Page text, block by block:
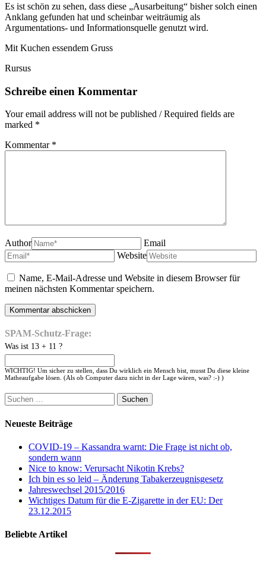
Es ist schön zu sehen, dass diese „Ausarbeitung“ bisher solch einen
Anklang gefunden hat und scheinbar weiträumig als
Argumentations- und Informationsquelle genutzt wird.
Mit Kuchen essendem Gruss
Rursus
Schreibe einen Kommentar
Your email address will not be published / Required fields are
marked *
Kommentar *
Author
Email
Website
Name, E-Mail-Adresse und Website in diesem Browser für
meinen nächsten Kommentar speichern.
SPAM-Schutz-Frage:
Was ist 13 + 11 ?
WICHTIG! Um sicher zu stellen, dass Du wirklich ein Mensch bist, musst Du diese kleine
Matheaufgabe lösen. (Als ob Computer dazu nicht in der Lage wären, was? :-) )
Suchen
nach:
Neueste Beiträge
COVID-19 – Kassandra warnt: Die Frage ist nicht ob,
sondern wann
Nice to know: Verursacht Nikotin Krebs?
Ich bin es so leid – Änderung Tabakerzeugnisgesetz
Jahreswechsel 2015/2016
Wichtiges Datum für die E-Zigarette in der EU: Der
23.12.2015
Beliebte Artikel